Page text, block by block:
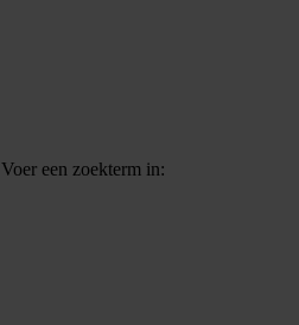
Voer een zoekterm in: